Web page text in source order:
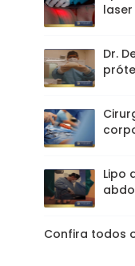
laser
Dr.
Lipo
Confira todos